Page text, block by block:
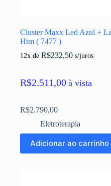
Cluster Maxx Led Azul +
Htm ( 7477 )
12x de R$232,50 s/juros
R$2.511,00 à vista
R$2.790,00
Eletroterapia
Adicionar ao carrinho